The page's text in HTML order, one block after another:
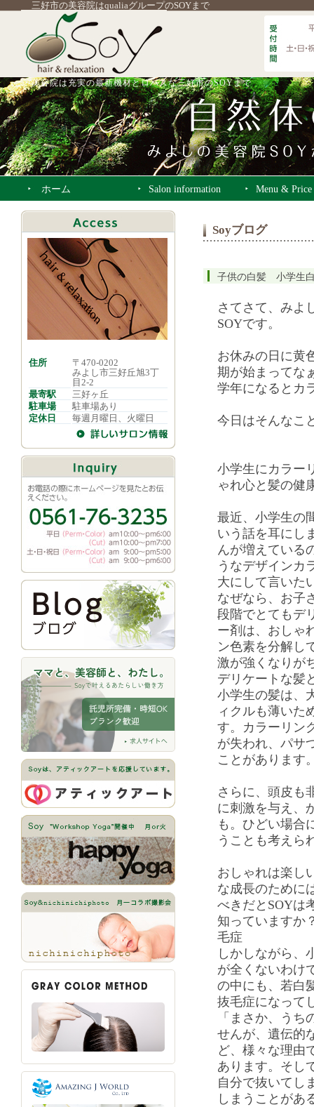
三好市の美容院はqualiaグループのSOYまで
美容院は充実の最新機材とロハスな三好市のSOYまで
ホーム Salon information Menu & Price
Soyブログ
子供の白髪 小学生
さてさて、みよ
SOYです。
お休みの日に黄
期が始まってな
学年になるとカ
今日はそんなこ
小学生にカラー
ゃれ心と髪の健
最近、小学生の
いう話を耳にし
んが増えている
うなデザインカ
大にして言いた
なぜなら、お子
段階でとてもデ
ー剤は、おしゃ
ン色素を分解し
激が強くなりが
デリケートな髪
小学生の髪は、
ィクルも薄いた
す。カラーリン
が失われ、パサ
ことがあります
さらに、頭皮も
に刺激を与え、
も。ひどい場合
うことも考えら
おしゃれは楽し
な成長のために
べきだとSOYは
知っていますか
毛症
しかしながら、
が全くないわけ
の中にも、若白
抜毛症になって
「まさか、う
せんが、遺伝的
ど、様々な理由
あります。そし
自分で抜いてし
しまうことがあ
住所
〒470-0202
みよし市三好丘旭3丁
目2-2
最寄駅
三好ヶ丘
駐車場
駐車場あり
定休日
毎週月曜日、火曜日